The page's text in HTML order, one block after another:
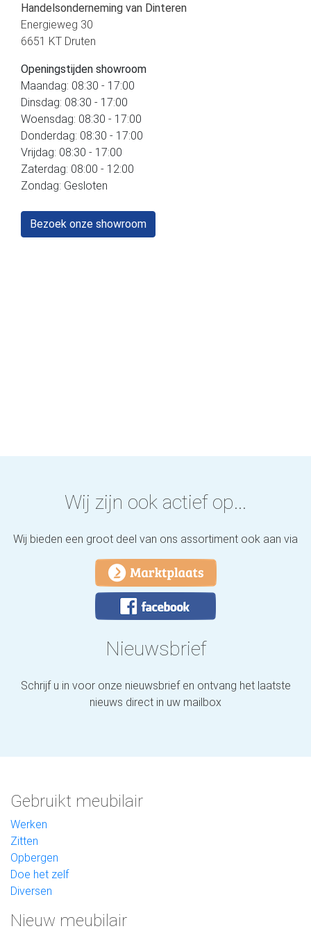
Handelsonderneming van Dinteren
Energieweg 30
6651 KT Druten
Openingstijden showroom
Maandag: 08:30 - 17:00
Dinsdag: 08:30 - 17:00
Woensdag: 08:30 - 17:00
Donderdag: 08:30 - 17:00
Vrijdag: 08:30 - 17:00
Zaterdag: 08:00 - 12:00
Zondag: Gesloten
Bezoek onze showroom
Wij zijn ook actief op...
Wij bieden een groot deel van ons assortiment ook aan via
Nieuwsbrief
Schrijf u in voor onze nieuwsbrief en ontvang het laatste
nieuws direct in uw mailbox
Gebruikt meubilair
Werken
Zitten
Opbergen
Doe het zelf
Diversen
Nieuw meubilair